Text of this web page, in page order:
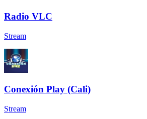
Radio VLC
Stream
Conexión Play (Cali)
Stream